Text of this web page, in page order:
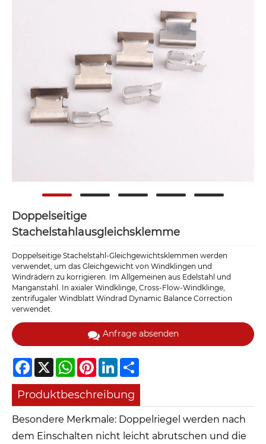
Doppelseitige
Stachelstahlausgleichsklemme
Doppelseitige Stachelstahl-Gleichgewichtsklemmen werden
verwendet, um das Gleichgewicht von Windklingen und
Windrädern zu korrigieren. Im Allgemeinen aus Edelstahl und
Manganstahl. In axialer Windklinge, Cross-Flow-Windklinge,
zentrifugaler Windblatt Windrad Dynamic Balance Correction
verwendet.
Anfrage absenden
Facebook
X WhatsAppPinterestLinkedIn
Produktbeschreibung
Besondere Merkmale: Doppelriegel werden nach
dem Einschalten nicht leicht abrutschen und die